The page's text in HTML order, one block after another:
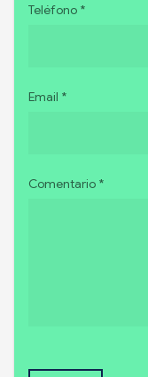
Teléfono *
Email *
Comentario *